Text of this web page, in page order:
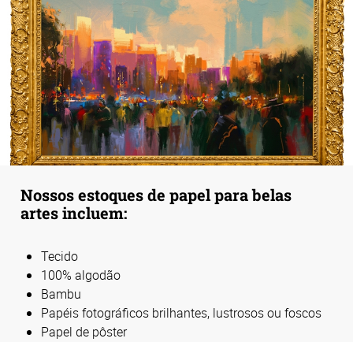
Nossos estoques de papel para belas
artes incluem:
Tecido
100% algodão
Bambu
Papéis fotográficos brilhantes, lustrosos ou foscos
Papel de pôster